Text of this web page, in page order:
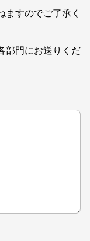
すのでご了承く
部門にお送りくだ